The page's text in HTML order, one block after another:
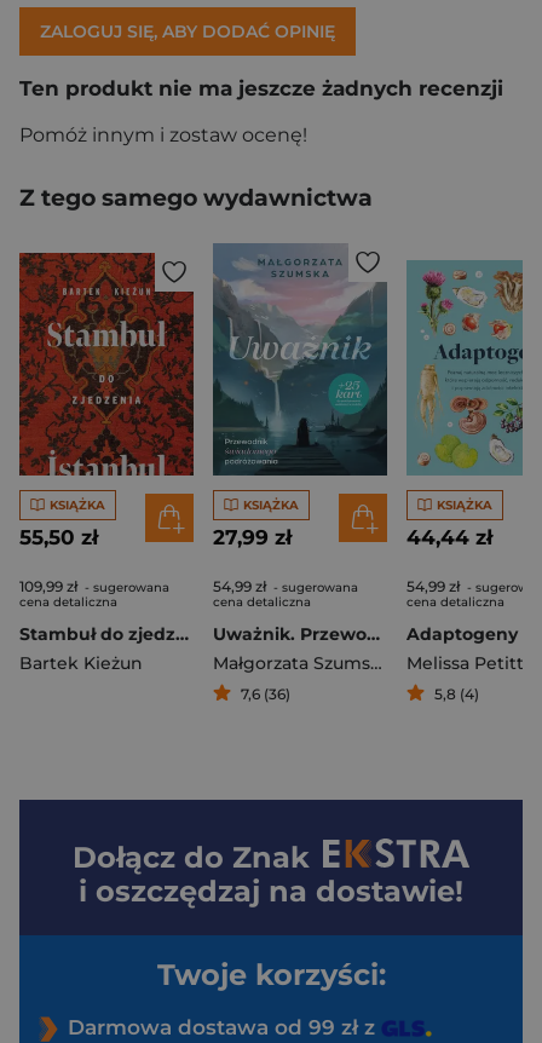
ZALOGUJ SIĘ, ABY DODAĆ OPINIĘ
Ten produkt nie ma jeszcze żadnych recenzji
Pomóż innym i zostaw ocenę!
Z tego samego wydawnictwa
KSIĄŻKA
55,50 zł
109,99 zł - sugerowana
cena detaliczna
Stambuł do zjedzenia wyd. 2025
Bartek Kieżun
KSIĄŻKA
27,99 zł
54,99 zł - sugerowana
cena detaliczna
Uważnik. Przewodnik świadomego podróżowania
Małgorzata Szumska
7,6 (36)
KSIĄŻKA
44,44 zł
54,99 zł -
cena detaliczna
Adaptogeny
Melissa Petitto
5,8 (4)
Dołącz do Znak
i oszczędzaj na dostawie!
Twoje korzyści:
Darmowa dostawa od 99 zł z